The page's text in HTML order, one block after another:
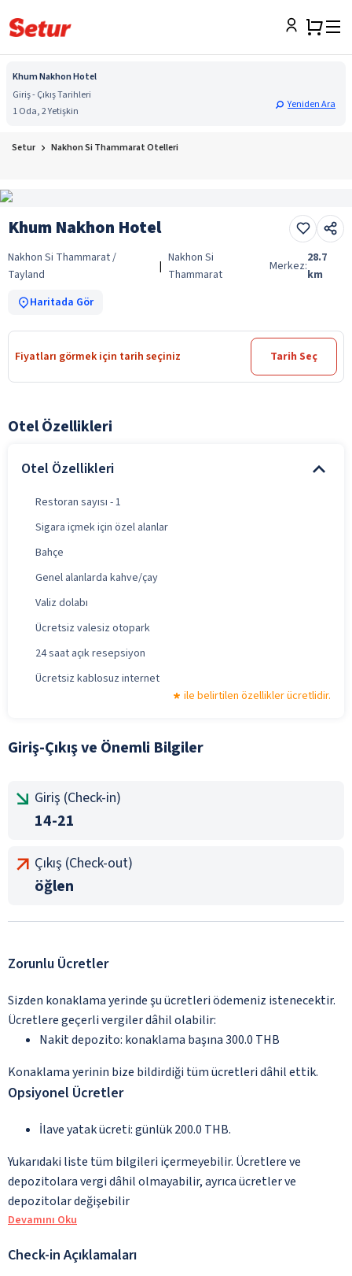
Khum Nakhon Hotel
Giriş - Çıkış Tarihleri
1 Oda, 2 Yetişkin
Yeniden Ara
Setur Nakhon Si Thammarat Otelleri
Khum Nakhon Hotel
Nakhon Si Thammarat /
Tayland
|
Nakhon Si
Thammarat
Merkez:
28.7
km
Haritada Gör
Fiyatları görmek için tarih seçiniz Tarih Seç
Otel Özellikleri
Otel Özellikleri
Restoran sayısı - 1
Sigara içmek için özel alanlar
Bahçe
Genel alanlarda kahve/çay
Valiz dolabı
Ücretsiz valesiz otopark
24 saat açık resepsiyon
Ücretsiz kablosuz internet
ile belirtilen özellikler ücretlidir.
Giriş-Çıkış ve Önemli Bilgiler
Giriş (Check-in)
14-21
Çıkış (Check-out)
öğlen
Zorunlu Ücretler
Sizden konaklama yerinde şu ücretleri ödemeniz istenecektir.
Ücretlere geçerli vergiler dâhil olabilir:
Nakit depozito: konaklama başına 300.0 THB
Konaklama yerinin bize bildirdiği tüm ücretleri dâhil ettik.
Opsiyonel Ücretler
İlave yatak ücreti: günlük 200.0 THB.
Yukarıdaki liste tüm bilgileri içermeyebilir. Ücretlere ve
depozitolara vergi dâhil olmayabilir, ayrıca ücretler ve
depozitolar değişebilir
Devamını Oku
Check-in Açıklamaları